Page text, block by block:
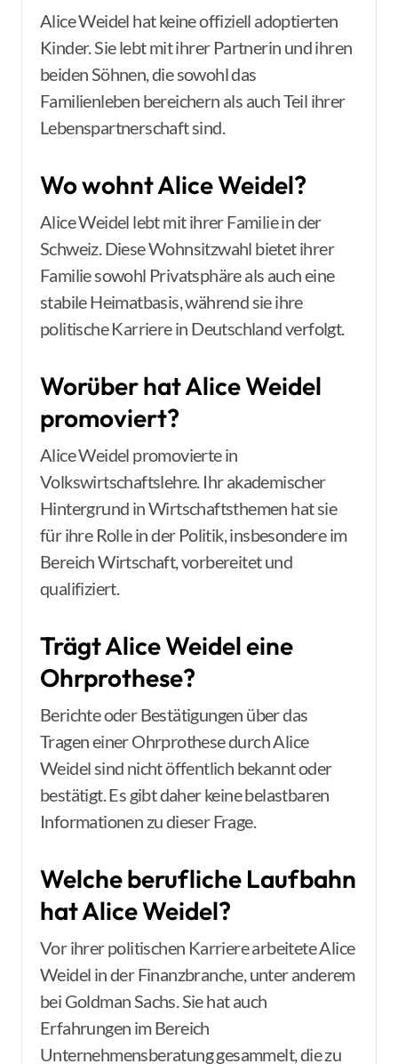
Alice Weidel hat keine offiziell adoptierten
Kinder. Sie lebt mit ihrer Partnerin und ihren
beiden Söhnen, die sowohl das
Familienleben bereichern als auch Teil ihrer
Lebenspartnerschaft sind.
Wo wohnt Alice Weidel?
Alice Weidel lebt mit ihrer Familie in der
Schweiz. Diese Wohnsitzwahl bietet ihrer
Familie sowohl Privatsphäre als auch eine
stabile Heimatbasis, während sie ihre
politische Karriere in Deutschland verfolgt.
Worüber hat Alice Weidel
promoviert?
Alice Weidel promovierte in
Volkswirtschaftslehre. Ihr akademischer
Hintergrund in Wirtschaftsthemen hat sie
für ihre Rolle in der Politik, insbesondere im
Bereich Wirtschaft, vorbereitet und
qualifiziert.
Trägt Alice Weidel eine
Ohrprothese?
Berichte oder Bestätigungen über das
Tragen einer Ohrprothese durch Alice
Weidel sind nicht öffentlich bekannt oder
bestätigt. Es gibt daher keine belastbaren
Informationen zu dieser Frage.
Welche berufliche Laufbahn
hat Alice Weidel?
Vor ihrer politischen Karriere arbeitete Alice
Weidel in der Finanzbranche, unter anderem
bei Goldman Sachs. Sie hat auch
Erfahrungen im Bereich
Unternehmensberatung gesammelt, die zu